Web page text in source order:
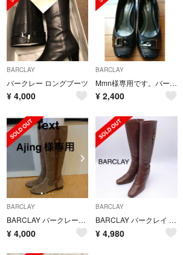
BARCLAY
バークレー ロングブーツ
¥ 4,000
BARCLAY
Mmn様専用です。バークレー レディース 靴 24 美品
¥ 2,400
BARCLAY
BARCLAY バークレースウェードブーツ
¥ 4,000
BARCLAY
BARCLAY バークレイ ブラウン レザー ロングブーツ 23.5cm 極美品
¥ 4,980